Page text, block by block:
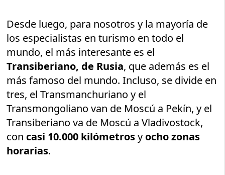
Desde luego, para nosotros y la mayoría de
los especialistas en turismo en todo el
mundo, el más interesante es el
Transiberiano, de Rusia, que además es el
más famoso del mundo. Incluso, se divide en
tres, el Transmanchuriano y el
Transmongoliano van de Moscú a Pekín, y el
Transiberiano va de Moscú a Vladivostock,
con casi 10.000 kilómetrosy ocho zonas
horarias.